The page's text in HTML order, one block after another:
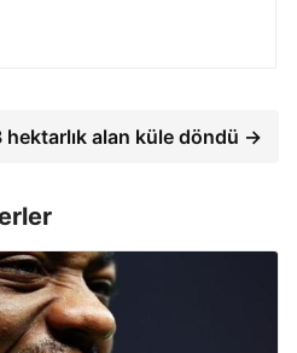
hektarlık alan küle döndü →